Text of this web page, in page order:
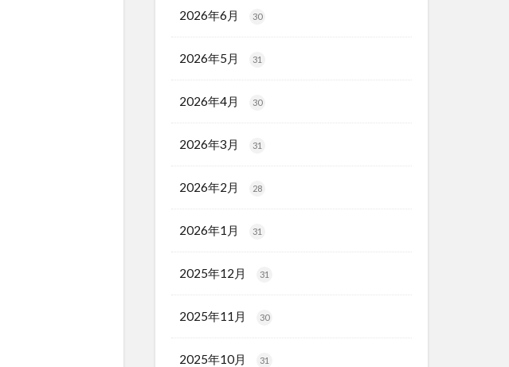
2026年6月 30
2026年5月 31
2026年4月 30
2026年3月 31
2026年2月 28
2026年1月 31
2025年12月 31
2025年11月 30
2025年10月 31